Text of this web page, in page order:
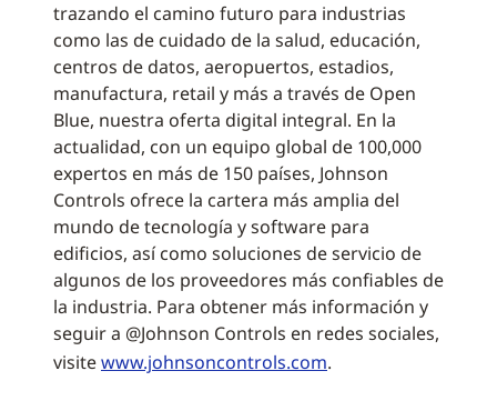
trazando el camino futuro para industrias
como las de cuidado de la salud, educación,
centros de datos, aeropuertos, estadios,
manufactura, retail y más a través de Open
Blue, nuestra oferta digital integral. En la
actualidad, con un equipo global de 100,000
expertos en más de 150 países, Johnson
Controls ofrece la cartera más amplia del
mundo de tecnología y software para
edificios, así como soluciones de servicio de
algunos de los proveedores más confiables de
la industria. Para obtener más información y
seguir a @Johnson Controls en redes sociales,
visitewww.johnsoncontrols.com.